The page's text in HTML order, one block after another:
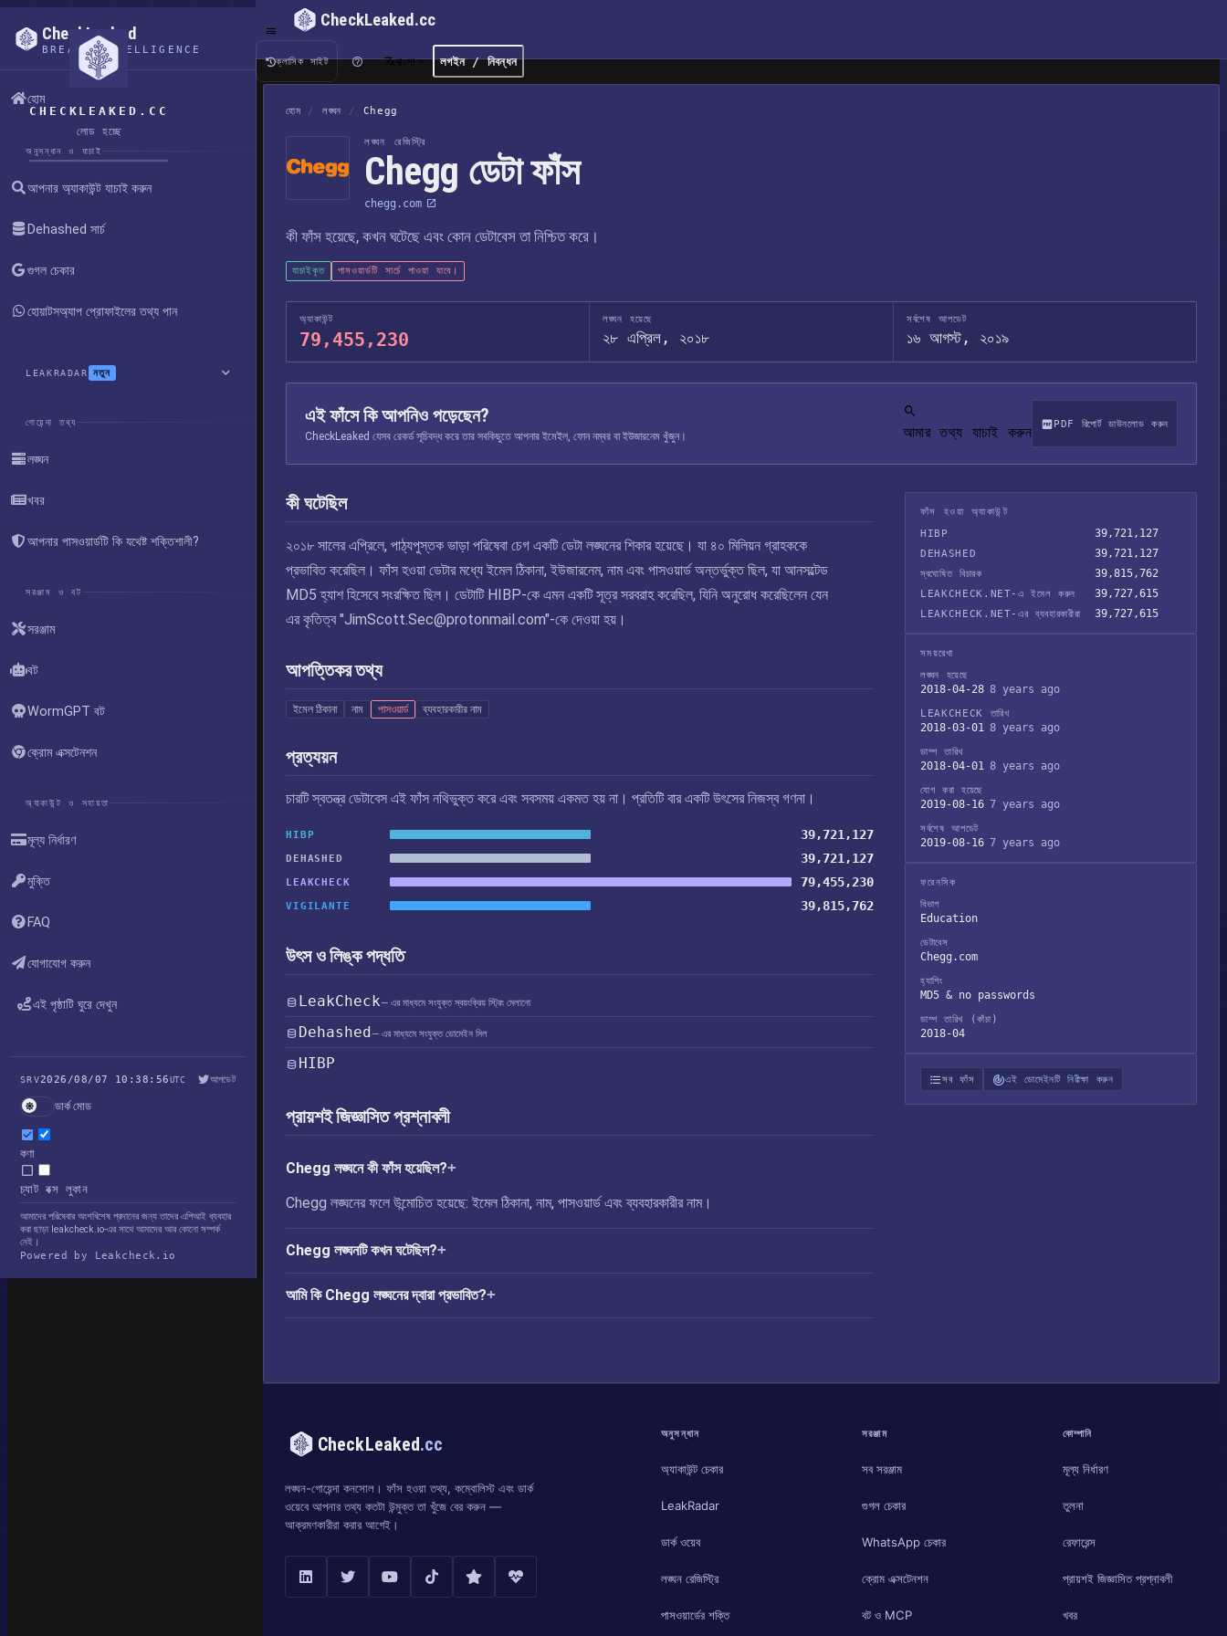
CHECKLEAKED.CC
লোড হচ্ছে
CheckLeaked
BREACH INTELLIGENCE
হোম
অনুসন্ধান ও যাচাই
আপনার অ্যাকাউন্ট যাচাই করুন
Dehashed সার্চ
গুগল চেকার
হোয়াটসঅ্যাপ প্রোফাইলের তথ্য পান
LEAKRADAR নতুন
গোয়েন্দা তথ্য
লঙ্ঘন
খবর
আপনার পাসওয়ার্ডটি কি যথেষ্ট শক্তিশালী?
সরঞ্জাম ও বট
সরঞ্জাম
বট
WormGPT বট
ক্রোম এক্সটেনশন
অ্যাকাউন্ট ও সহায়তা
মূল্য নির্ধারণ
মুক্তি
FAQ
যোগাযোগ করুন
এই পৃষ্ঠাটি ঘুরে দেখুন
SRV2026/08/07 10:38:56UTC আপডেট
ডার্ক মোড
কণা
চ্যাট বক্স লুকান
আমাদের পরিষেবার অংশবিশেষ প্রদানের জন্য তাদের এপিআই ব্যবহার
করা ছাড়া leakcheck.io-এর সাথে আমাদের আর কোনো সম্পর্ক
নেই।
Powered by Leakcheck.io
CheckLeaked.cc
ক্লাসিক সাইট বাংলা লগইন / নিবন্ধন
হোম / লঙ্ঘন / Chegg
লঙ্ঘন রেজিস্ট্রি
Chegg ডেটা ফাঁস
chegg.com
কী ফাঁস হয়েছে, কখন ঘটেছে এবং কোন ডেটাবেস তা নিশ্চিত করে।
যাচাইকৃত পাসওয়ার্ডটি সার্চে পাওয়া যাবে।
অ্যাকাউন্ট
79,455,230
লঙ্ঘন হয়েছে
২৮ এপ্রিল, ২০১৮
সর্বশেষ আপডেট
১৬ আগস্ট, ২০১৯
এই ফাঁসে কি আপনিও পড়েছেন?
CheckLeaked যেসব রেকর্ড সূচিবদ্ধ করে তার সবকিছুতে আপনার ইমেইল, ফোন নম্বর বা ইউজারনেম খুঁজুন। আমার তথ্য যাচাই করুন PDF রিপোর্ট ডাউনলোড করুন
কী ঘটেছিল
২০১৮ সালের এপ্রিলে, পাঠ্যপুস্তক ভাড়া পরিষেবা চেগ একটি ডেটা লঙ্ঘনের শিকার হয়েছে। যা ৪০ মিলিয়ন গ্রাহককে
প্রভাবিত করেছিল। ফাঁস হওয়া ডেটার মধ্যে ইমেল ঠিকানা, ইউজারনেম, নাম এবং পাসওয়ার্ড অন্তর্ভুক্ত ছিল, যা আনসল্টেড
MD5 হ্যাশ হিসেবে সংরক্ষিত ছিল। ডেটাটি HIBP-কে এমন একটি সূত্র সরবরাহ করেছিল, যিনি অনুরোধ করেছিলেন যেন
এর কৃতিত্ব "JimScott.Sec@protonmail.com"-কে দেওয়া হয়।
আপত্তিকর তথ্য
ইমেল ঠিকানা নাম পাসওয়ার্ড ব্যবহারকারীর নাম
প্রত্যয়ন
চারটি স্বতন্ত্র ডেটাবেস এই ফাঁস নথিভুক্ত করে এবং সবসময় একমত হয় না। প্রতিটি বার একটি উৎসের নিজস্ব গণনা।
HIBP 39,721,127
DEHASHED 39,721,127
LEAKCHECK 79,455,230
VIGILANTE 39,815,762
উৎস ও লিঙ্ক পদ্ধতি
LeakCheck— এর মাধ্যমে সংযুক্ত স্বয়ংক্রিয় স্ট্রিং মেলানো
Dehashed— এর মাধ্যমে সংযুক্ত ডোমেইন মিল
HIBP
প্রায়শই জিজ্ঞাসিত প্রশ্নাবলী
Chegg লঙ্ঘনে কী ফাঁস হয়েছিল?
Chegg লঙ্ঘনের ফলে উন্মোচিত হয়েছে: ইমেল ঠিকানা, নাম, পাসওয়ার্ড এবং ব্যবহারকারীর নাম।
Chegg লঙ্ঘনটি কখন ঘটেছিল?
আমি কি Chegg লঙ্ঘনের দ্বারা প্রভাবিত?
ফাঁস হওয়া অ্যাকাউন্ট
HIBP
39,721,127
DEHASHED 39,721,127
স্বঘোষিত বিচারক 39,815,762
LEAKCHECK.NET-এ ইমেল করুন 39,727,615
LEAKCHECK.NET-এর ব্যবহারকারীরা 39,727,615
সময়রেখা
লঙ্ঘন হয়েছে
2018-04-28 8 years ago
LEAKCHECK তারিখ
2018-03-01 8 years ago
ডাম্প তারিখ
2018-04-01 8 years ago
যোগ করা হয়েছে
2019-08-16 7 years ago
সর্বশেষ আপডেট
2019-08-16 7 years ago
ফরেনসিক
বিভাগ
Education
ডেটাবেস
Chegg.com
হ্যাশিং
MD5 & no passwords
ডাম্প তারিখ (কাঁচা)
2018-04
সব ফাঁস এই ডোমেইনটি নিরীক্ষা করুন
CheckLeaked.cc
লঙ্ঘন-গোয়েন্দা কনসোল। ফাঁস হওয়া তথ্য, কম্বোলিস্ট এবং ডার্ক
ওয়েবে আপনার তথ্য কতটা উন্মুক্ত তা খুঁজে বের করুন —
আক্রমণকারীরা করার আগেই।
অনুসন্ধান
অ্যাকাউন্ট চেকার
LeakRadar
ডার্ক ওয়েব
লঙ্ঘন রেজিস্ট্রি
পাসওয়ার্ডের শক্তি
সরঞ্জাম
সব সরঞ্জাম
গুগল চেকার
WhatsApp চেকার
ক্রোম এক্সটেনশন
বট ও MCP
কোম্পানি
মূল্য নির্ধারণ
তুলনা
রেফারেন্স
প্রায়শই জিজ্ঞাসিত প্রশ্নাবলী
খবর